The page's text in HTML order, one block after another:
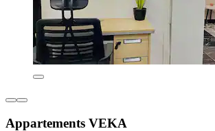
Appartements VEKA